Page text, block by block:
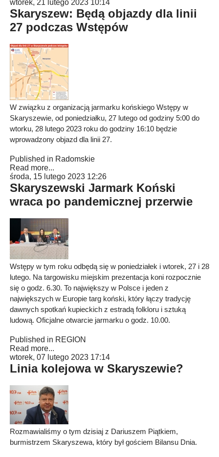
wtorek, 21 lutego 2023 10:14
Skaryszew: Będą objazdy dla linii
27 podczas Wstępów
W związku z organizacją jarmarku końskiego Wstępy w
Skaryszewie, od poniedziałku, 27 lutego od godziny 5:00 do
wtorku, 28 lutego 2023 roku do godziny 16:10 będzie
wprowadzony objazd dla linii 27.
Published in Radomskie
Read more...
środa, 15 lutego 2023 12:26
Skaryszewski Jarmark Koński
wraca po pandemicznej przerwie
Wstępy w tym roku odbędą się w poniedziałek i wtorek, 27 i 28
lutego. Na targowisku miejskim prezentacja koni rozpocznie
się o godz. 6.30. To największy w Polsce i jeden z
największych w Europie targ koński, który łączy tradycję
dawnych spotkań kupieckich z estradą folkloru i sztuką
ludową. Oficjalne otwarcie jarmarku o godz. 10.00.
Published in REGION
Read more...
wtorek, 07 lutego 2023 17:14
Linia kolejowa w Skaryszewie?
Rozmawialiśmy o tym dzisiaj z Dariuszem Piątkiem,
burmistrzem Skaryszewa, który był gościem Bilansu Dnia.